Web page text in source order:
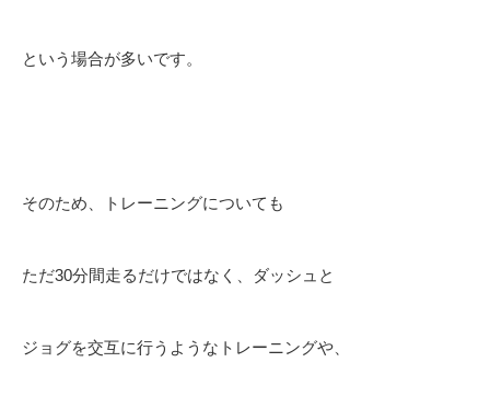
という場合が多いです。
そのため、トレーニングについても
ただ30分間走るだけではなく、ダッシュと
ジョグを交互に行うようなトレーニングや、